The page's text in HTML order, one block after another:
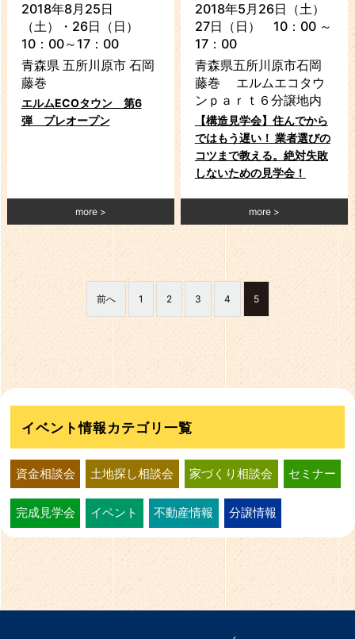
2018年8月25日
（土）・26日（日）
10：00～17：00
青森県 五所川原市 石岡
藤巻
エルムECOタウン 第6
弾 プレオープン
more
2018年5月26日（土）
27日（日） 10：00 ～
17：00
青森県五所川原市石岡
藤巻 エルムエコタウ
ンｐａｒｔ６分譲地内
【構造見学会】住んでから
ではもう遅い！ 業者選びの
コツまで教える。絶対失敗
しないための見学会！
more
前へ 1 2 3 4 5
イベント情報カテゴリ一覧
資金相談会 土地探し相談会 家づくり相談会 セミナー
完成見学会 イベント 不動産情報 分譲情報